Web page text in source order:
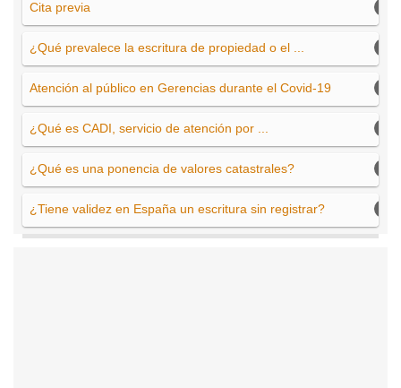
Cita previa
¿Qué prevalece la escritura de propiedad o el ...
Atención al público en Gerencias durante el Covid-19
¿Qué es CADI, servicio de atención por ...
¿Qué es una ponencia de valores catastrales?
¿Tiene validez en España un escritura sin registrar?